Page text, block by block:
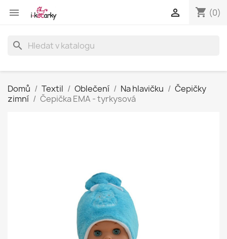
 shopping_cart (0)

search
Domů Textil Oblečení Na hlavičku
Čepičky
zimní
Čepička EMA - tyrkysová